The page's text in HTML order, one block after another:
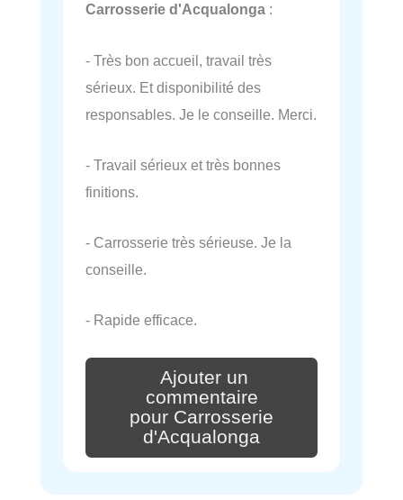
Carrosserie d'Acqualonga :
- Très bon accueil, travail très
sérieux. Et disponibilité des
responsables. Je le conseille. Merci.
- Travail sérieux et très bonnes
finitions.
- Carrosserie très sérieuse. Je la
conseille.
- Rapide efficace.
Ajouter un
commentaire
pour Carrosserie
d'Acqualonga